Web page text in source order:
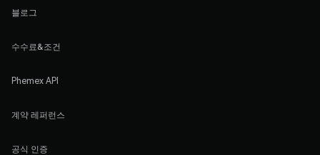
블로그
수수료&조건
Phemex API
계약 레퍼런스
공식 인증